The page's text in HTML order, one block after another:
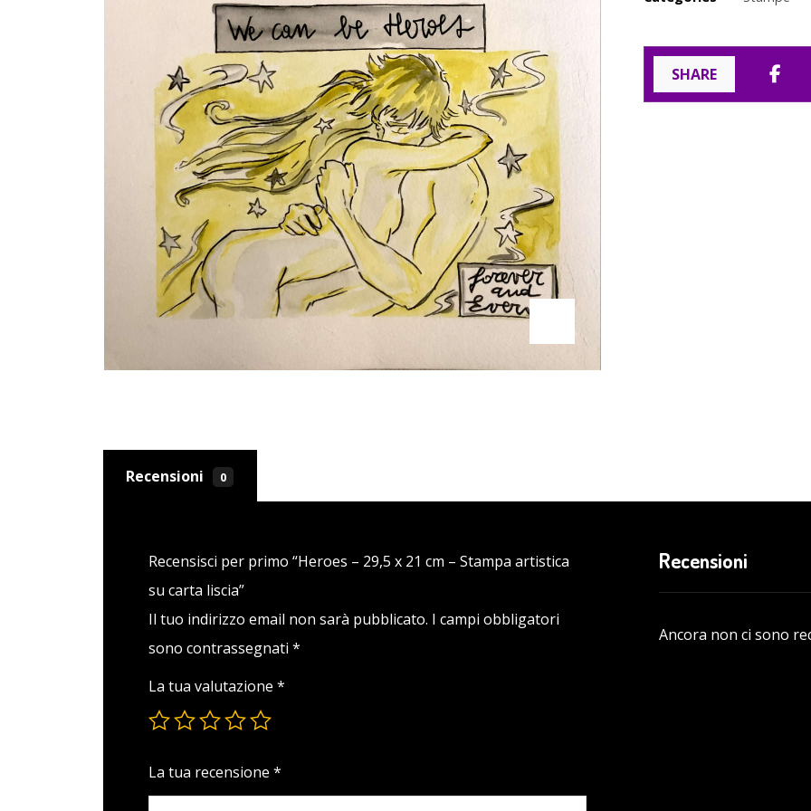
Recensioni 0
Recensioni
Ancora non ci sono
Recensisci per primo “Heroes – 29,5 x 21 cm – Stampa artistica
su carta liscia”
Il tuo indirizzo email non sarà pubblicato. I campi obbligatori
sono contrassegnati *
La tua valutazione *
La tua recensione *